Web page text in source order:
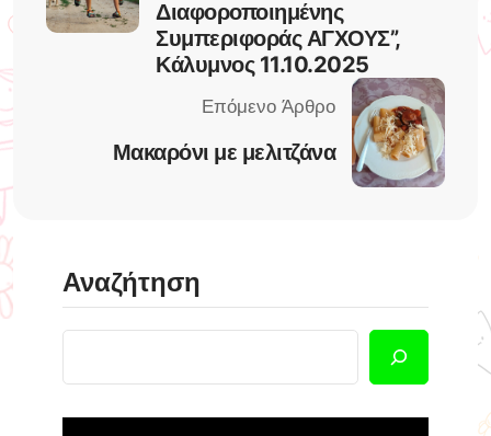
Διαφοροποιημένης
Συμπεριφοράς ΑΓΧΟΥΣ”,
Κάλυμνος 11.10.2025
Μακαρόνι με μελιτζάνα
Αναζήτηση